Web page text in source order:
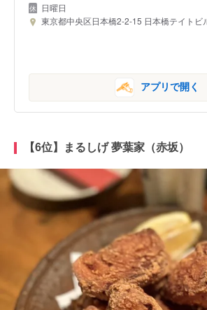
日曜日
東京都中央区日本橋2-2-15 日本橋テイト
アプリで開く
【6位】まるしげ 夢葉家（赤坂）